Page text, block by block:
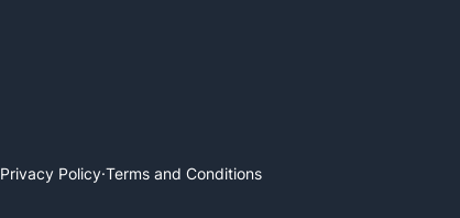
Privacy Policy·Terms and Conditions